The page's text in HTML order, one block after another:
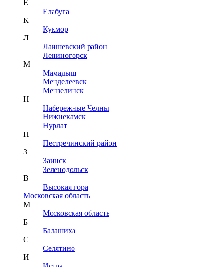
Е
Елабуга
К
Кукмор
Л
Лаишевский район
Лениногорск
М
Мамадыш
Менделеевск
Мензелинск
Н
Набережные Челны
Нижнекамск
Нурлат
П
Пестречинский район
З
Заинск
Зеленодольск
В
Высокая гора
Московская область
М
Московская область
Б
Балашиха
С
Селятино
И